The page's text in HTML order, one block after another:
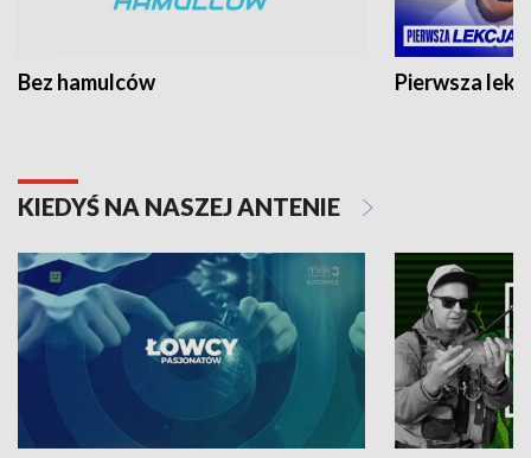
Bez hamulców Pierwsza
KIEDYŚ NA NASZEJ ANTENIE